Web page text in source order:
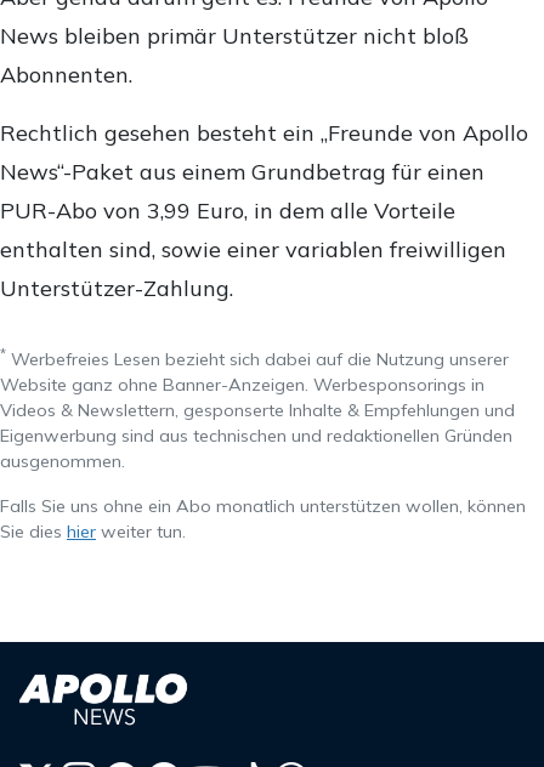
News bleiben primär Unterstützer nicht bloß
Abonnenten.
Rechtlich gesehen besteht ein „Freunde von Apollo
News“-Paket aus einem Grundbetrag für einen
PUR-Abo von 3,99 Euro, in dem alle Vorteile
enthalten sind, sowie einer variablen freiwilligen
Unterstützer-Zahlung.
* Werbefreies Lesen bezieht sich dabei auf die Nutzung unserer
Website ganz ohne Banner-Anzeigen. Werbesponsorings in
Videos & Newslettern, gesponserte Inhalte & Empfehlungen und
Eigenwerbung sind aus technischen und redaktionellen Gründen
ausgenommen.
Falls Sie uns ohne ein Abo monatlich unterstützen wollen, können
Sie dies hier weiter tun.